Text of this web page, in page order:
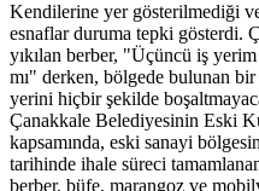
Kendilerine yer gösterilmediği ve
esnaflar duruma tepki gösterdi.
yıkılan berber, "Üçüncü iş yerim
mı" derken, bölgede bulunan bir
yerini hiçbir şekilde
Çanakkale Belediyesinin Eski
kapsamında, eski sanayi
tarihinde ihale süreci
berber, büfe, marangoz ve